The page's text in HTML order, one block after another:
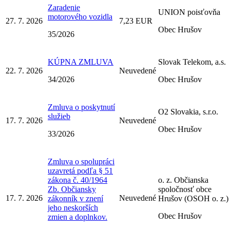
27. 7. 2026
Zaradenie
motorového vozidla
35/2026
7,23 EUR
UNION poisťovňa
Obec Hrušov
22. 7. 2026
KÚPNA ZMLUVA
34/2026
Neuvedené
Slovak Telekom, a.s.
Obec Hrušov
17. 7. 2026
Zmluva o poskytnutí
služieb
33/2026
Neuvedené
O2 Slovakia, s.r.o.
Obec Hrušov
17. 7. 2026
Zmluva o spolupráci
uzavretá podľa § 51
zákona č. 40/1964
Zb. Občiansky
zákonník v znení
jeho neskorších
zmien a doplnkov.
Neuvedené
o. z. Občianska
spoločnosť obce
Hrušov (OSOH o. z.)
Obec Hrušov